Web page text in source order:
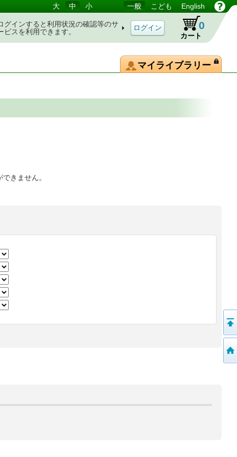
大 中 小 一般 こども English
グインすると利用状況の確認等のサ
ビスを利用できます。
カート
0
マイライブラリー
きません。